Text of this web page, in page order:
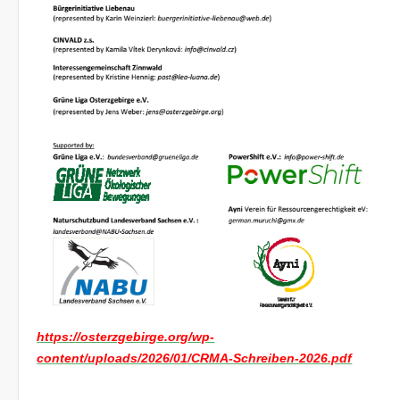
https://osterzgebirge.org/wp-
content/uploads/2026/01/CRMA-Schreiben-2026.pdf